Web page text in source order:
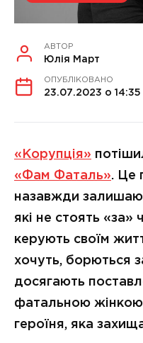
АВТОР
Юлія Март
ОПУБЛІКОВАНО
23.07.2023 о 14:35
«Корупція»
«Фам Фаталь». Це
назавжди
які не стоять «за»
керують своїм
хочуть, борються
досягають
фатальною жінкою
героїня, яка